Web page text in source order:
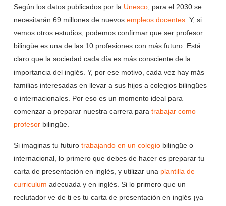
Según los datos publicados por la Unesco, para el 2030 se
necesitarán 69 millones de nuevos empleos docentes. Y, si
vemos otros estudios, podemos confirmar que ser profesor
bilingüe es una de las 10 profesiones con más futuro. Está
claro que la sociedad cada día es más consciente de la
importancia del inglés. Y, por ese motivo, cada vez hay más
familias interesadas en llevar a sus hijos a colegios bilingües
o internacionales. Por eso es un momento ideal para
comenzar a preparar nuestra carrera para trabajar como
profesorbilingüe.
Si imaginas tu futuro trabajando en un colegiobilingüe o
internacional, lo primero que debes de hacer es preparar tu
carta de presentación en inglés, y utilizar una plantilla de
curriculum adecuada y en inglés. Si lo primero que un
reclutador ve de ti es tu carta de presentación en inglés ¡ya